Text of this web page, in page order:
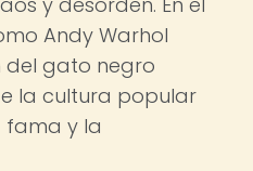
Andy Warhol
del gato negro
la cultura popular
fama y la